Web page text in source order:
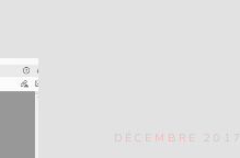
DÉCEMBRE 2017